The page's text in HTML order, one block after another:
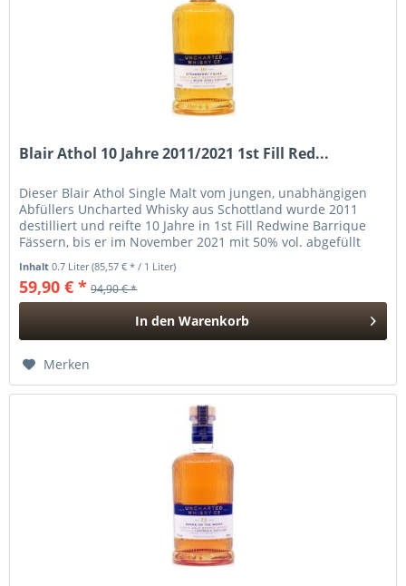
Blair Athol 10 Jahre 2011/2021 1st Fill Red...
Dieser Blair Athol Single Malt vom jungen, unabhängigen
Abfüllers Uncharted Whisky aus Schottland wurde 2011
destilliert und reifte 10 Jahre in 1st Fill Redwine Barrique
Fässern, bis er im November 2021 mit 50% vol. abgefüllt
Inhalt0.7 Liter(85,57 € * / 1 Liter)
59,90 € * 94,90 € *
In den Warenkorb
Merken